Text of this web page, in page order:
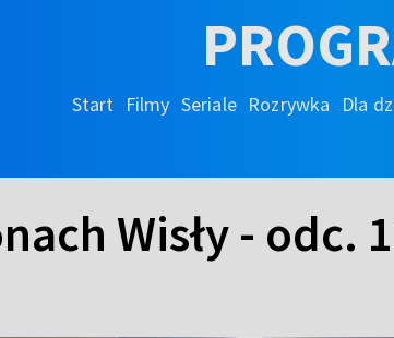
Start Filmy Seriale Rozrywka Dla
Wisły - odc.